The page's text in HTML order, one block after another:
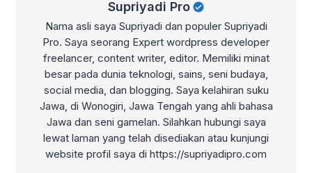
Supriyadi Pro
Nama asli saya Supriyadi dan populer Supriyadi
Pro. Saya seorang Expert wordpress developer
freelancer, content writer, editor. Memiliki minat
besar pada dunia teknologi, sains, seni budaya,
social media, dan blogging. Saya kelahiran suku
Jawa, di Wonogiri, Jawa Tengah yang ahli bahasa
Jawa dan seni gamelan. Silahkan hubungi saya
lewat laman yang telah disediakan atau kunjungi
website profil saya di https://supriyadipro.com